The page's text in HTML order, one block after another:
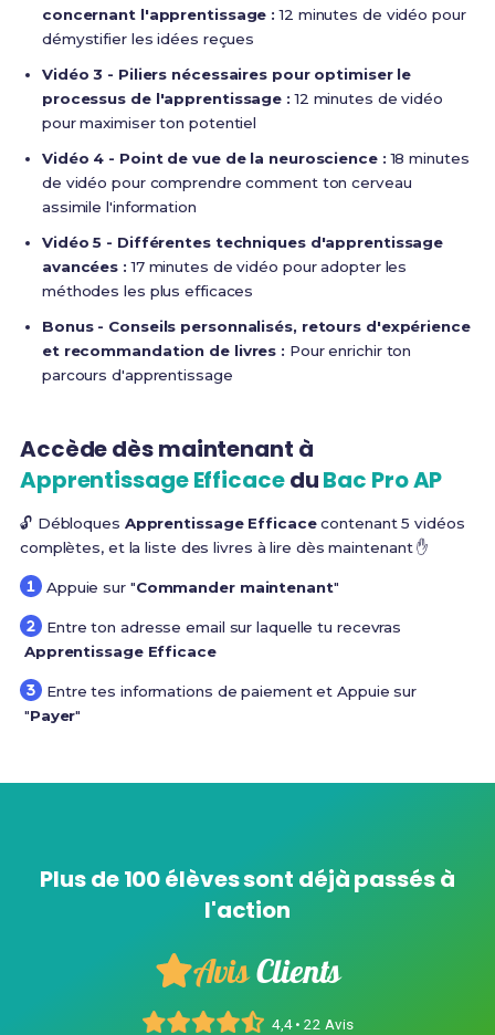
concernant l'apprentissage : 12 minutes de vidéo pour
démystifier les idées reçues
Vidéo 3 - Piliers nécessaires pour optimiser le
processus de l'apprentissage : 12 minutes de vidéo
pour maximiser ton potentiel
Vidéo 4 - Point de vue de la neuroscience : 18 minutes
de vidéo pour comprendre comment ton cerveau
assimile l'information
Vidéo 5 - Différentes techniques d'apprentissage
avancées : 17 minutes de vidéo pour adopter les
méthodes les plus efficaces
Bonus - Conseils personnalisés, retours d'expérience
et recommandation de livres : Pour enrichir ton
parcours d'apprentissage
Accède dès maintenant à
Apprentissage EfficaceduBac Pro AP
🔓 Débloques Apprentissage Efficacecontenant 5 vidéos
complètes, et la liste des livres à lire dès maintenant ✋
Appuie sur "Commander maintenant"
Entre ton adresse email sur laquelle tu recevras
Apprentissage Efficace
Entre tes informations de paiement et Appuie sur
"Payer"
Plus de 100 élèves sont déjà passés à
l'action
AvisClients
4,4 • 22 Avis